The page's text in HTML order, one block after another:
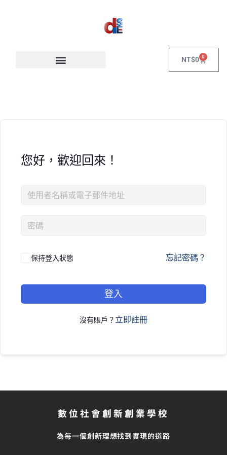
NT$0 0
您好，歡迎回來！
保持登入狀態 忘記密碼？
登入
沒有賬戶？ 立即註冊
數位社會創新創業學校
為每一個創新理想找到實現的道路